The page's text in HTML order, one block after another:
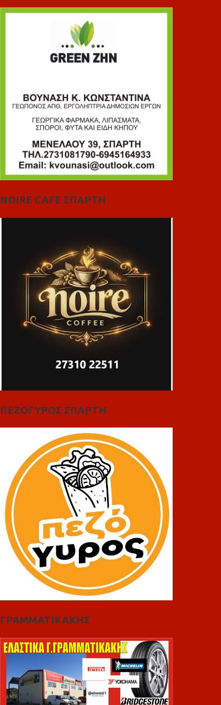
NOIRE CAFE ΣΠΑΡΤΗ
ΠΕΖΟΓΥΡΟΣ ΣΠΑΡΤΗ
ΓΡΑΜΜΑΤΙΚΑΚΗΣ